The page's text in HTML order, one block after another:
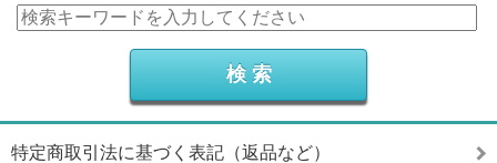
特定商取引法に基づく表記（返品など）